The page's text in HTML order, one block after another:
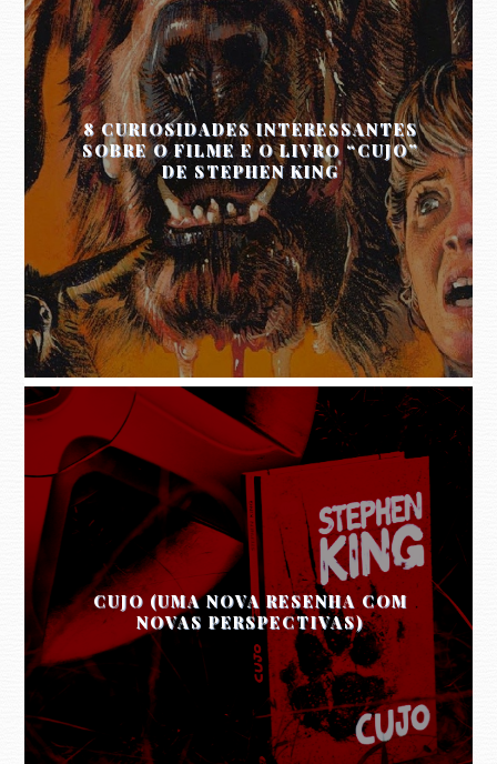
8 CURIOSIDADES INTERESSANTES
SOBRE O FILME E O LIVRO “CUJO”
DE STEPHEN KING
CUJO (UMA NOVA RESENHA COM
NOVAS PERSPECTIVAS)